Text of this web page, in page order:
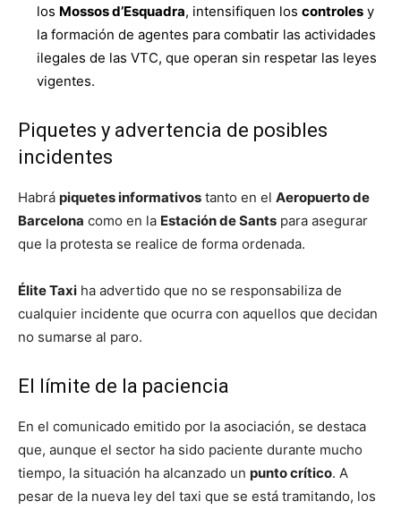
los Mossos d’Esquadra, intensifiquen los controles y
la formación de agentes para combatir las actividades
ilegales de las VTC, que operan sin respetar las leyes
vigentes.
Piquetes y advertencia de posibles
incidentes
Habrá piquetes informativos tanto en el Aeropuerto de
Barcelona como en la Estación de Sants para asegurar
que la protesta se realice de forma ordenada.
Élite Taxi ha advertido que no se responsabiliza de
cualquier incidente que ocurra con aquellos que decidan
no sumarse al paro.
El límite de la paciencia
En el comunicado emitido por la asociación, se destaca
que, aunque el sector ha sido paciente durante mucho
tiempo, la situación ha alcanzado un punto crítico. A
pesar de la nueva ley del taxi que se está tramitando, los